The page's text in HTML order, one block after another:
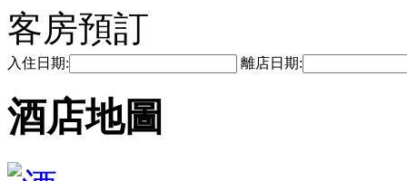
客房預訂
入住日期: 離店日期:
酒店地圖